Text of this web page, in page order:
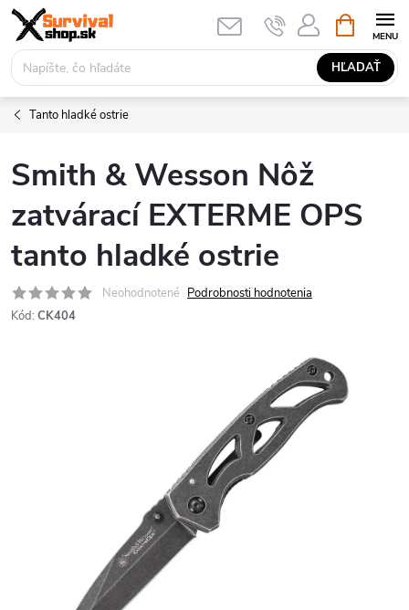
Prejsť
obsah
HĽADAŤ
KOŠÍK
Tanto hladké ostrie
Smith & Wesson Nôž
zatvárací EXTERME OPS
tanto hladké ostrie
Neohodnotené Podrobnosti hodnotenia
Kód: CK404